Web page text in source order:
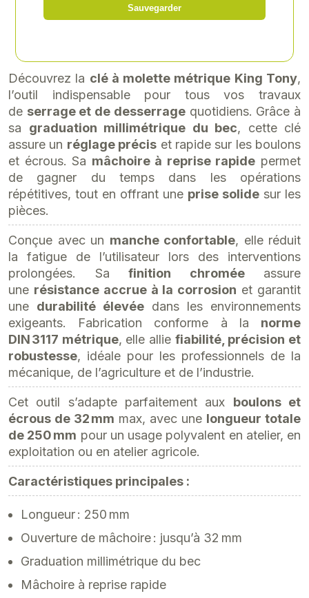
53,90 € HT
Découvrez la clé à molette métrique King Tony,
l’outil indispensable pour tous vos travaux
de serrage et de desserragequotidiens. Grâce à
sa graduation millimétrique du bec, cette clé
assure un réglage précis et rapide sur les boulons
et écrous. Sa mâchoire à reprise rapide permet
de gagner du temps dans les opérations
répétitives, tout en offrant une prise solide sur les
pièces.
Conçue avec un manche confortable, elle réduit
la fatigue de l’utilisateur lors des interventions
prolongées. Sa finition chroméeassure
une résistance accrue à la corrosion et garantit
une durabilité élevée dans les environnements
exigeants. Fabrication conforme à la norme
DIN 3117 métrique, elle allie fiabilité, précision et
robustesse, idéale pour les professionnels de la
mécanique, de l’agriculture et de l’industrie.
Cet outil s’adapte parfaitement aux boulons et
écrous de 32 mm max, avec une longueur totale
de 250 mm pour un usage polyvalent en atelier, en
exploitation ou en atelier agricole.
Caractéristiques principales :
Longueur : 250 mm
Ouverture de mâchoire : jusqu’à 32 mm
Graduation millimétrique du bec
Mâchoire à reprise rapide
Sauvegarder